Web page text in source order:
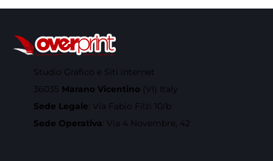
Studio Grafico e Siti internet
36035 Marano Vicentino (VI) Italy
Sede Legale: Via Fabio Filzi 10/b
Sede Operativa: Via 4 Novembre, 42